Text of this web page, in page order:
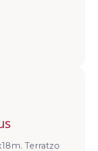
Terratzo